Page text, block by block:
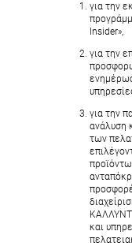
για την
Insider»,
για την
για την
ανάλυση
των
και